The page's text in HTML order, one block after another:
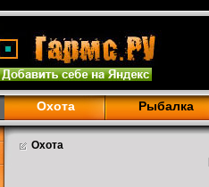
Охота Рыбалка
Охота